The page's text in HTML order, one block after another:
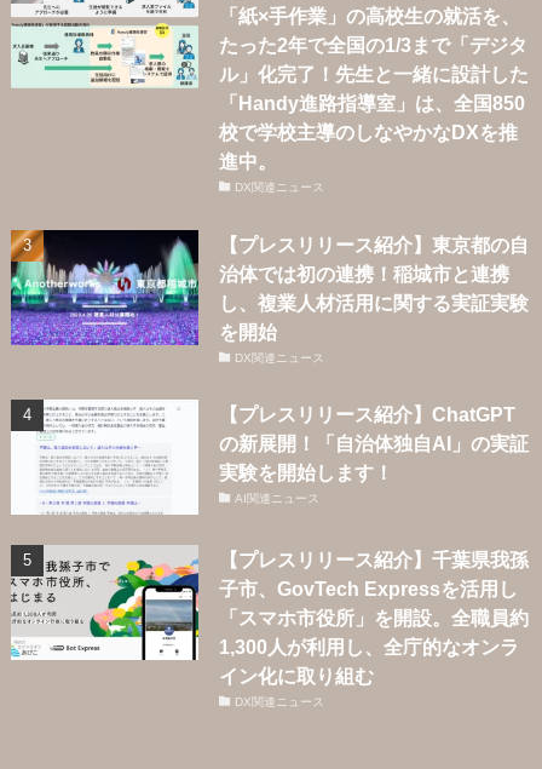
「紙×手作業」の高校生の就活を、
たった2年で全国の1/3まで「デジタ
ル」化完了！先生と一緒に設計した
「Handy進路指導室」は、全国850
校で学校主導のしなやかなDXを推
進中。
DX関連ニュース
【プレスリリース紹介】東京都の自
治体では初の連携！稲城市と連携
し、複業人材活用に関する実証実験
を開始
DX関連ニュース
【プレスリリース紹介】ChatGPT
の新展開！「自治体独自AI」の実証
実験を開始します！
AI関連ニュース
【プレスリリース紹介】千葉県我孫
子市、GovTech Expressを活用し
「スマホ市役所」を開設。全職員約
1,300人が利用し、全庁的なオンラ
イン化に取り組む
DX関連ニュース